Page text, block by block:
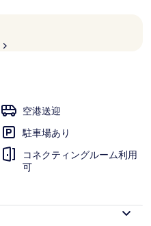
空港送迎
駐車場あり
コネクティングルーム利用
可